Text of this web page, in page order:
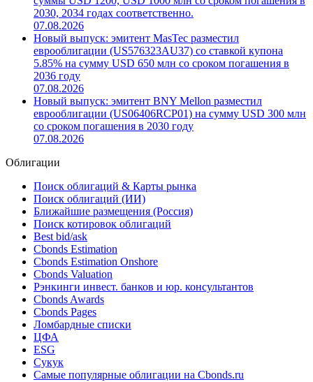
2030, 2034 годах соответственно.
07.08.2026
Новый выпуск: эмитент MasTec разместил
еврооблигации (US576323AU37) со ставкой купона
5.85% на сумму USD 650 млн со сроком погашения в
2036 году
07.08.2026
Новый выпуск: эмитент BNY Mellon разместил
еврооблигации (US06406RCP01) на сумму USD 300 млн
со сроком погашения в 2030 году
07.08.2026
Облигации
Поиск облигаций & Карты рынка
Поиск облигаций (ИИ)
Ближайшие размещения (Россия)
Поиск котировок облигаций
Best bid/ask
Cbonds Estimation
Cbonds Estimation Onshore
Cbonds Valuation
Рэнкинги инвест. банков и юр. консультантов
Cbonds Awards
Cbonds Pages
Ломбардные списки
ЦФА
ESG
Сукук
Самые популярные облигации на Cbonds.ru